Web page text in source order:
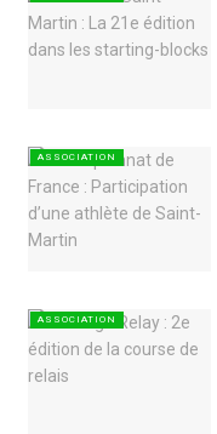
ASSOCIATION
ASSOCIATION